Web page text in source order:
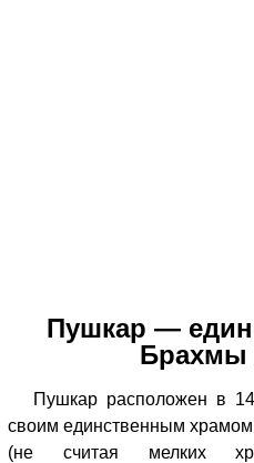
Пушкар —
Брахмы
Пушкар расположен в
своим единственным
(не считая мелких